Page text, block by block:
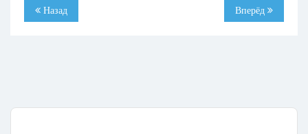
Назад Вперёд